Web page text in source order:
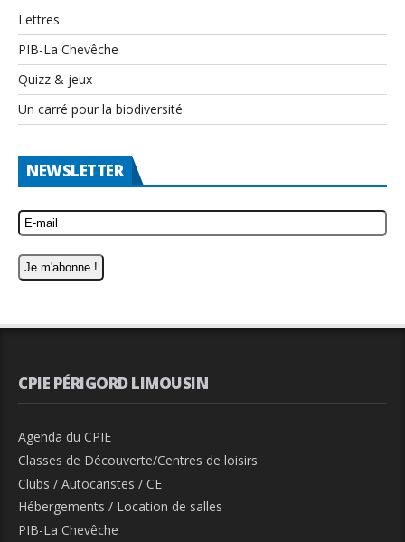
Lettres
PIB-La Chevêche
Quizz & jeux
Un carré pour la biodiversité
NEWSLETTER
CPIE PÉRIGORD LIMOUSIN
Agenda du CPIE
Classes de Découverte/Centres de loisirs
Clubs / Autocaristes / CE
Hébergements / Location de salles
PIB-La Chevêche